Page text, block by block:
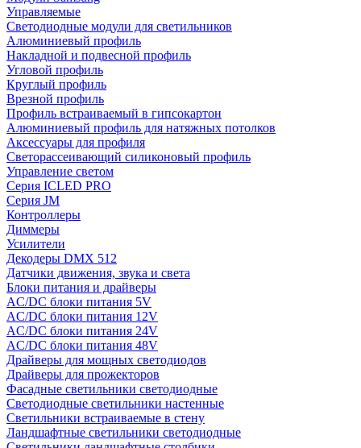
Управляемые
Светодиодные модули для светильников
Алюминиевый профиль
Накладной и подвесной профиль
Угловой профиль
Круглый профиль
Врезной профиль
Профиль встраиваемый в гипсокартон
Алюминиевый профиль для натяжных потолков
Аксессуары для профиля
Светорассеивающий силиконовый профиль
Управление светом
Серия ICLED PRO
Серия JM
Контроллеры
Диммеры
Усилители
Декодеры DMX 512
Датчики движения, звука и света
Блоки питания и драйверы
AC/DC блоки питания 5V
AC/DC блоки питания 12V
AC/DC блоки питания 24V
AC/DC блоки питания 48V
Драйверы для мощных светодиодов
Драйверы для прожекторов
Фасадные светильники светодиодные
Светодиодные светильники настенные
Светильники встраиваемые в стену
Ландшафтные светильники светодиодные